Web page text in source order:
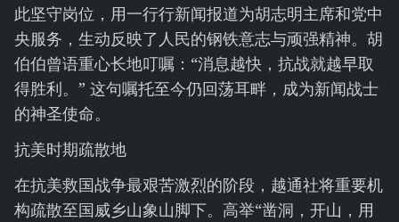
此坚守岗位，用一行行新闻报道为胡志明主席和党中
央服务，生动反映了人民的钢铁意志与顽强精神。胡
伯伯曾语重心长地叮嘱：“消息越快，抗战就越早取
得胜利。” 这句嘱托至今仍回荡耳畔，成为新闻战士
的神圣使命。
抗美时期疏散地
在抗美救国战争最艰苦激烈的阶段，越通社将重要机
构疏散至国威乡山象山脚下。高举“凿洞，开山，用